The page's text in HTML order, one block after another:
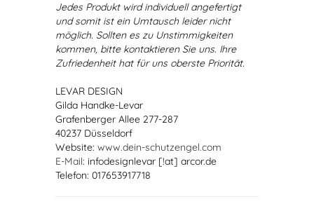
Jedes Produkt wird individuell angefertigt
und somit ist ein Umtausch leider nicht
möglich. Sollten es zu Unstimmigkeiten
kommen, bitte kontaktieren Sie uns. Ihre
Zufriedenheit hat für uns oberste Priorität.
LEVAR DESIGN
Gilda Handke-Levar
Grafenberger Allee 277-287
40237 Düsseldorf
Website: www.dein-schutzengel.com
E-Mail: infodesignlevar [!at] arcor.de
Telefon: 017653917718